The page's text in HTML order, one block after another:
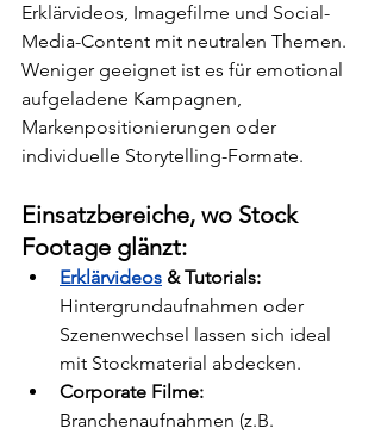
Erklärvideos, Imagefilme und Social-
Media-Content mit neutralen Themen.
Weniger geeignet ist es für emotional
aufgeladene Kampagnen,
Markenpositionierungen oder
individuelle Storytelling-Formate.
Einsatzbereiche, wo Stock
Footage glänzt:
Erklärvideos & Tutorials:
Hintergrundaufnahmen oder
Szenenwechsel lassen sich ideal
mit Stockmaterial abdecken.
Corporate Filme:
Branchenaufnahmen (z.B.